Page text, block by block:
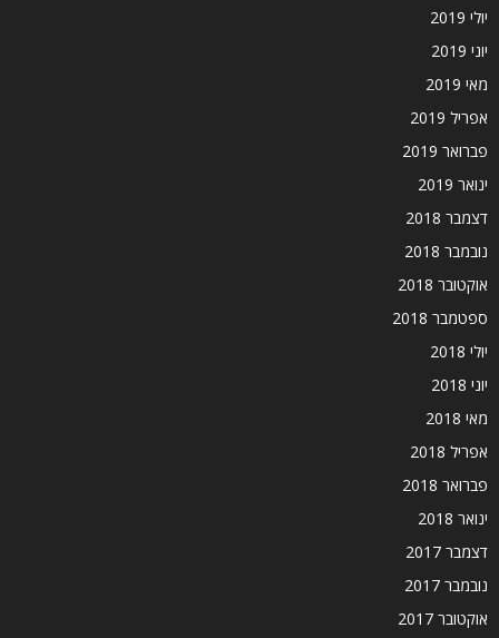
יולי 2019
יוני 2019
מאי 2019
אפריל 2019
פברואר 2019
ינואר 2019
דצמבר 2018
נובמבר 2018
אוקטובר 2018
ספטמבר 2018
יולי 2018
יוני 2018
מאי 2018
אפריל 2018
פברואר 2018
ינואר 2018
דצמבר 2017
נובמבר 2017
אוקטובר 2017